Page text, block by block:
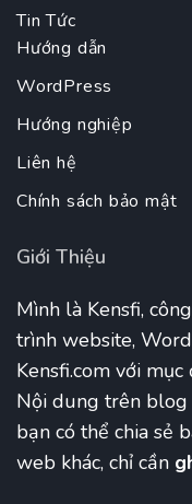
Tin Tức
Hướng dẫn
WordPress
Hướng nghiệp
Liên hệ
Chính sách bảo mật
Giới Thiệu
Mình là Kensfi,
trình website,
Kensfi.com với
Nội dung trên blog
bạn có thể chia sẻ
web khác, chỉ cần